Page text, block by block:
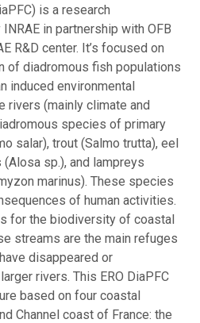
is a research
in partnership with OFB
R&D center. It’s focused on
of diadromous fish populations
induced environmental
rivers (mainly climate and
species of primary
salar), trout (Salmo trutta), eel
sp.), and lampreys
marinus). These species
of human activities.
for the biodiversity of coastal
streams are the main refuges
disappeared or
rivers. This ERO DiaPFC
based on four coastal
Channel coast of France: the